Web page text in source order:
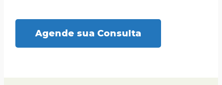
Agende sua Consulta